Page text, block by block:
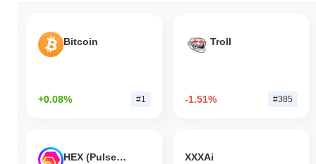
Bitcoin
+0.08% #1
Troll
-1.51% #385
HEX (Pulsechain) XXXAi